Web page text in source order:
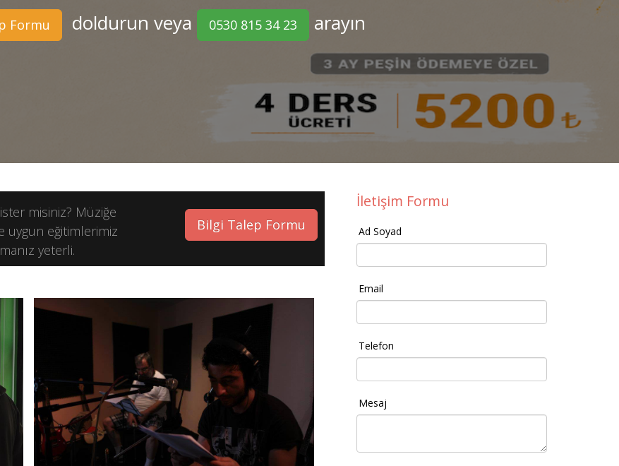
Formu doldurun veya 0530 815 34 23 arayın
İletişim Formu
Ad Soyad
Email
Telefon
Mesaj
misiniz? Müziğe
uygun eğitimlerimiz
yeterli.
Bilgi Talep Formu